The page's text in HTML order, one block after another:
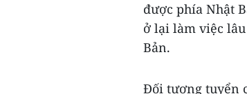
được phía Nhật
ở lại làm việc
Bản.
Đối tượng tuyển